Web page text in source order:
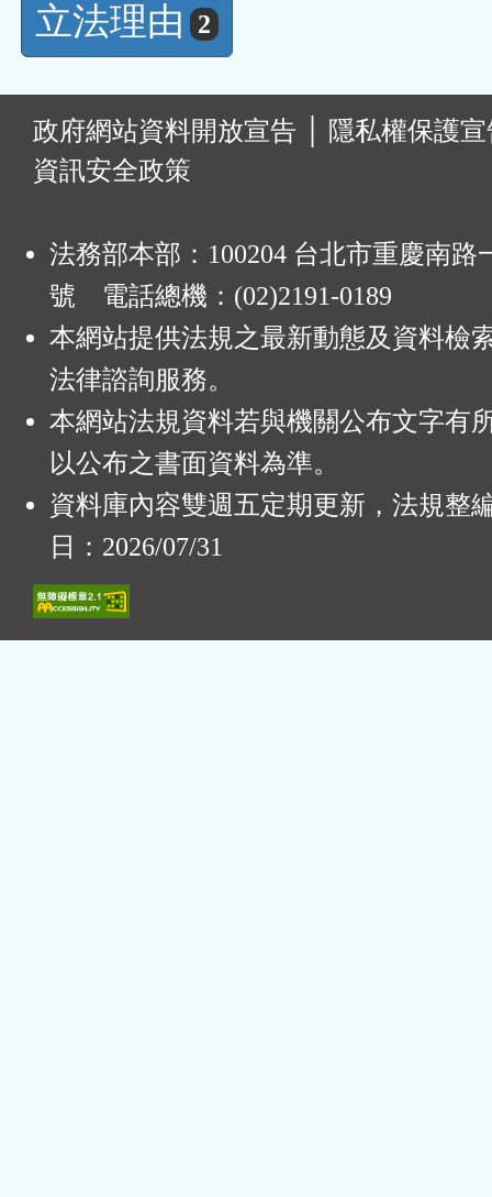
立法理由 2
政府網站資料開放宣告
隱私權保護
資訊安全政策
法務部本部：100204 台北市重慶南路
號 電話總機：(02)2191-0189
本網站提供法規之最新動態及資料檢
法律諮詢服務。
本網站法規資料若與機關公布文字有
以公布之書面資料為準。
資料庫內容雙週五定期更新，法規整
日：2026/07/31